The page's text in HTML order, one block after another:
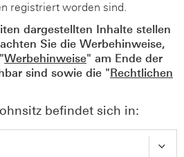
registriert worden sind.
dargestellten Inhalte stellen
Sie die Werbehinweise,
Werbehinweise" am Ende der
sind sowie die "Rechtlichen
befindet sich in: